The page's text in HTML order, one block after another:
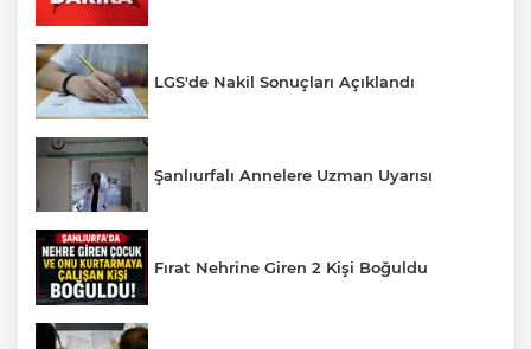
LGS'de Nakil Sonuçları Açıklandı
Şanlıurfalı Annelere Uzman Uyarısı
Fırat Nehrine Giren 2 Kişi Boğuldu